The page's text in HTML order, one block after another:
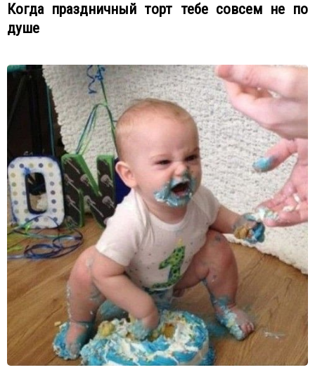
Когда праздничный торт тебе совсем не по
душе